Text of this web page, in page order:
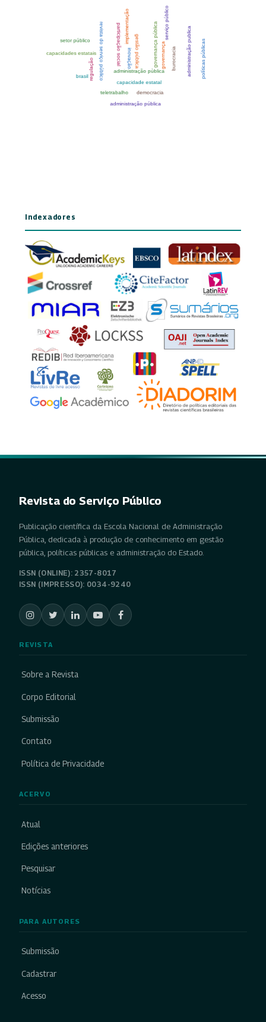
Indexadores
Revista do Serviço Público
Publicação científica da Escola Nacional de Administração
Pública, dedicada à produção de conhecimento em gestão
pública, políticas públicas e administração do Estado.
ISSN (ONLINE): 2357-8017
ISSN (IMPRESSO): 0034-9240
REVISTA
Sobre a Revista
Corpo Editorial
Submissão
Contato
Política de Privacidade
ACERVO
Atual
Edições anteriores
Pesquisar
Notícias
PARA AUTORES
Submissão
Cadastrar
Acesso